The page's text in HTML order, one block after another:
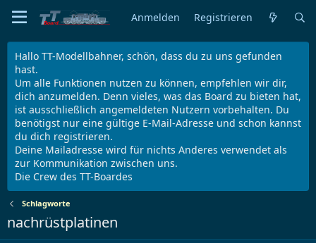
Anmelden Registrieren
Hallo TT-Modellbahner, schön, dass du zu uns gefunden
hast.
Um alle Funktionen nutzen zu können, empfehlen wir dir,
dich anzumelden. Denn vieles, was das Board zu bieten hat,
ist ausschließlich angemeldeten Nutzern vorbehalten. Du
benötigst nur eine gültige E-Mail-Adresse und schon kannst
du dich registrieren.
Deine Mailadresse wird für nichts Anderes verwendet als
zur Kommunikation zwischen uns.
Die Crew des TT-Boardes
Schlagworte
nachrüstplatinen